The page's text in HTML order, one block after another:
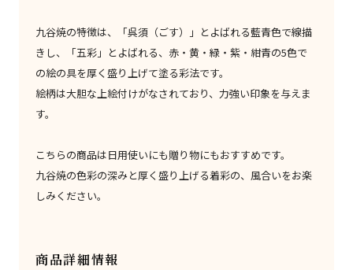
九谷焼の特徴は、「呉須（ごす）」とよばれる藍青色で線描
きし、「五彩」とよばれる、赤・黄・緑・紫・紺青の5色で
の絵の具を厚く盛り上げて塗る彩法です。
絵柄は大胆な上絵付けがなされており、力強い印象を与えま
す。
こちらの商品は日用使いにも贈り物にもおすすめです。
九谷焼の色彩の深みと厚く盛り上げる着彩の、風合いをお楽
しみください。
商品詳細情報